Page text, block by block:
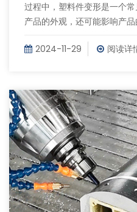
过程中，塑料件变形是一个
产品的外观，还可能影响产
2024-11-29 阅读详